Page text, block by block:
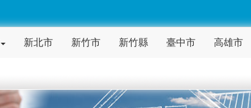
新北市 新竹市 新竹縣 臺中市 高雄市